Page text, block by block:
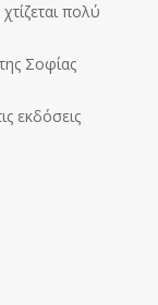
πολύ
Σοφίας
εκδόσεις